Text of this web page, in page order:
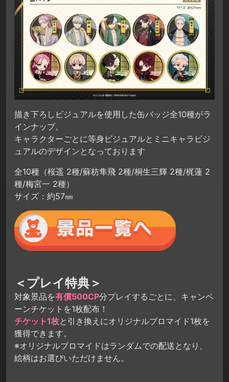
描き下ろしビジュアルを使用した缶バッジ全10種がラ
インナップ。
キャラクターごとに等身ビジュアルとミニキャラビジ
ュアルのデザインとなっております
全10種（桜遥 2種/蘇枋隼飛 2種/桐生三輝 2種/梶蓮 2
種/梅宮一 2種）
サイズ：約57㎜
＜プレイ特典＞
対象景品を有償500CP分プレイするごとに、キャンペ
ーンチケットを1枚配布！
チケット1枚と引き換えにオリジナルブロマイド1枚を
獲得できます。
※オリジナルブロマイドはランダムでの配送となり、
絵柄はお選びいただけません。